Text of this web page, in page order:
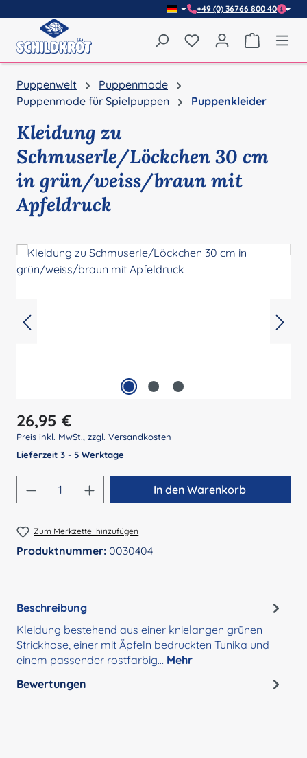
+49 (0) 36766 800 40
Du hast 0 Produkte
Puppenwelt
Puppenmode
Puppenmode für Spielpuppen
Puppenkleider
Kleidung zu
Schmuserle/Löckchen 30 cm
in grün/weiss/braun mit
Apfeldruck
Regulärer Preis:
26,95 €
Preis inkl. MwSt., zzgl. Versandkosten
Lieferzeit 3 - 5 Werktage
Produkt Anzahl: Gib den gewünschten
In den Warenkorb
Zum Merkzettel hinzufügen
Produktnummer: 0030404
Beschreibung
Kleidung bestehend aus einer knielangen grünen
Strickhose, einer mit Äpfeln bedruckten Tunika und
einem passender rostfarbig… Mehr
Bewertungen